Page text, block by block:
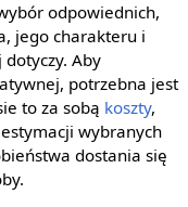
odpowiednich,
jego charakteru i
Aby
potrzebna jest
to za sobą koszty,
wybranych
dostania się